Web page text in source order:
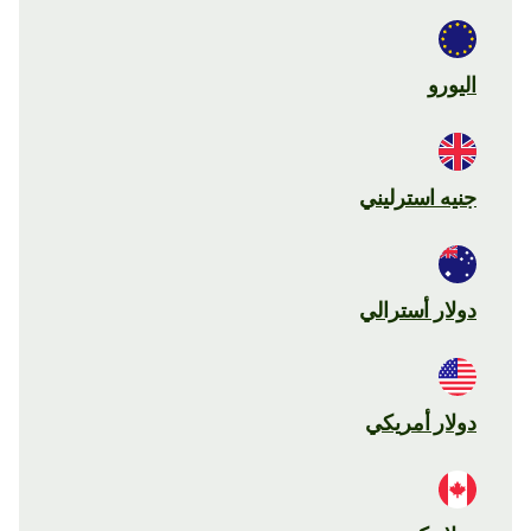
اليورو
جنيه استرليني
دولار أسترالي
دولار أمريكي